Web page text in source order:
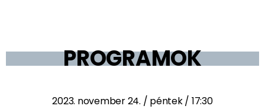
PROGRAMOK
2023. november 24. / péntek / 17:30